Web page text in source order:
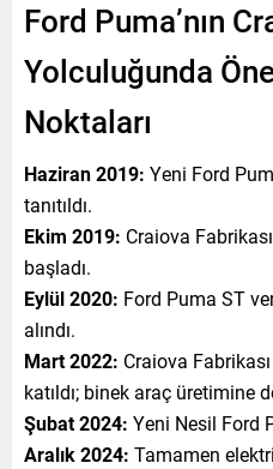
Ford Puma’nın
Yolculuğunda
Noktaları
Haziran 2019: Yeni Ford
tanıtıldı.
Ekim 2019: Craiova
başladı.
Eylül 2020: Ford Puma ST
alındı.
Mart 2022: Craiova
katıldı; binek araç üretimine
Şubat 2024: Yeni Nesil Ford
Aralık 2024: Tamamen